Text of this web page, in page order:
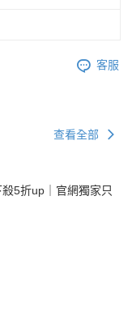
客服
查看全部
5折up｜官網獨家只